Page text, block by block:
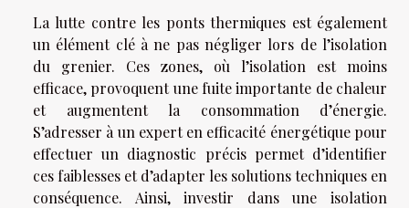
La lutte contre les ponts thermiques est également
un élément clé à ne pas négliger lors de l’isolation
du grenier. Ces zones, où l’isolation est moins
efficace, provoquent une fuite importante de chaleur
et augmentent la consommation d’énergie.
S’adresser à un expert en efficacité énergétique pour
effectuer un diagnostic précis permet d’identifier
ces faiblesses et d’adapter les solutions techniques en
conséquence. Ainsi, investir dans une isolation